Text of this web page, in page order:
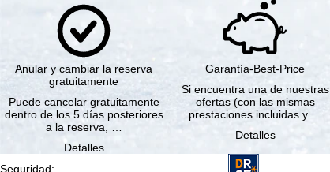
Anular y cambiar la reserva
gratuitamente
Puede cancelar gratuitamente
dentro de los 5 días posteriores
a la reserva, …
Detalles
Garantía-Best-Price
Si encuentra una de nuestras
ofertas (con las mismas
prestaciones incluidas y …
Detalles
Seguridad: